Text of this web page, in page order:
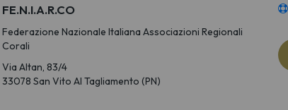
FE.N.I.A.R.CO
Federazione Nazionale Italiana Associazioni Regionali
Corali
Via Altan, 83/4
33078 San Vito Al Tagliamento (PN)